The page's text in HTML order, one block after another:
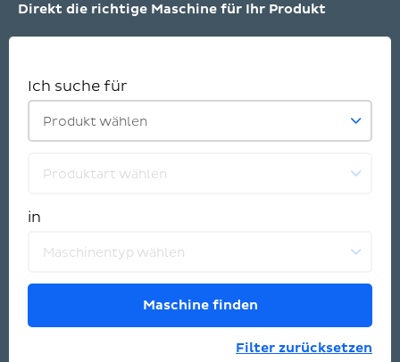
Direkt die richtige Maschine für Ihr Produkt
Ich suche für
Produkt wählen
Produktart wählen
in
Maschinentyp wählen
Maschine finden
Filter zurücksetzen